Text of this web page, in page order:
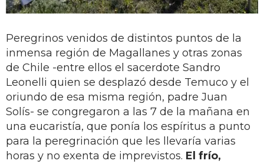
Peregrinos venidos de distintos puntos de la
inmensa región de Magallanes y otras zonas
de Chile -entre ellos el sacerdote Sandro
Leonelli quien se desplazó desde Temuco y el
oriundo de esa misma región, padre Juan
Solís- se congregaron a las 7 de la mañana en
una eucaristía, que ponía los espíritus a punto
para la peregrinación que les llevaría varias
horas y no exenta de imprevistos. El frío,